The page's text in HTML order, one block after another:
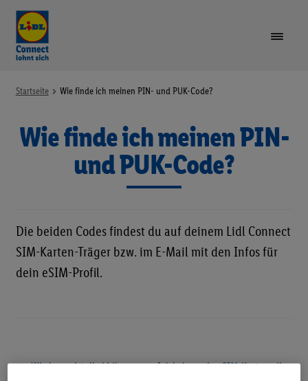
VORTEILE
TARIFE & GERÄTE
SIM-KARTE REGISTRIEREN
FAQ
Startseite Wie finde ich meinen PIN- und PUK-Code?
Wie finde ich meinen PIN-
und PUK-Code?
Die beiden Codes findest du auf deinem Lidl Connect
SIM-Karten-Träger bzw. im E-Mail mit den Infos für
dein eSIM-Profil.
Beitragsnavigation
Vorheriger
Wie lange ist die Lidl
Nächster
Ich habe meine SIM-Karte online